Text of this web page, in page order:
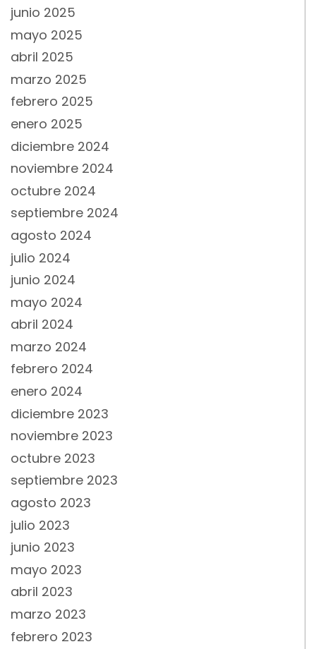
junio 2025
mayo 2025
abril 2025
marzo 2025
febrero 2025
enero 2025
diciembre 2024
noviembre 2024
octubre 2024
septiembre 2024
agosto 2024
julio 2024
junio 2024
mayo 2024
abril 2024
marzo 2024
febrero 2024
enero 2024
diciembre 2023
noviembre 2023
octubre 2023
septiembre 2023
agosto 2023
julio 2023
junio 2023
mayo 2023
abril 2023
marzo 2023
febrero 2023